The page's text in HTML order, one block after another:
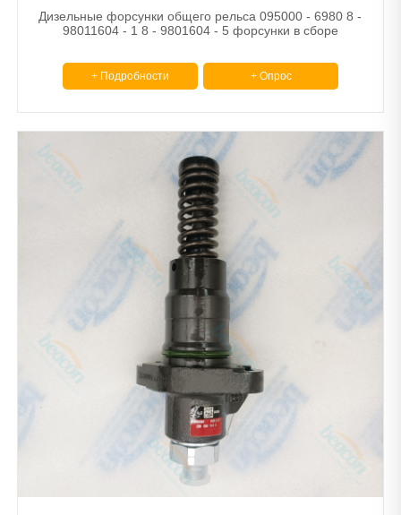
Дизельные форсунки общего рельса 095000 - 6980 8 -
98011604 - 1 8 - 9801604 - 5 форсунки в сборе
+ Подробности + Опрос